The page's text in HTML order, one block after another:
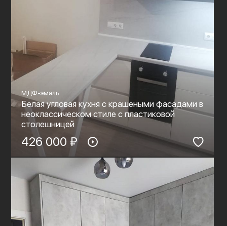
МДФ-эмаль
Белая угловая кухня с крашеными фасадами в
неоклассическом стиле с пластиковой
столешницей
426 000 ₽